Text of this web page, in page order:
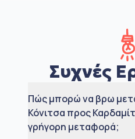
Συχνές
Πώς μπορώ να βρω
Κόνιτσα προς
γρήγορη μεταφορά;